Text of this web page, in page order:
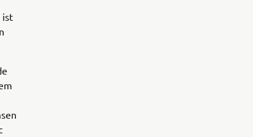
ist